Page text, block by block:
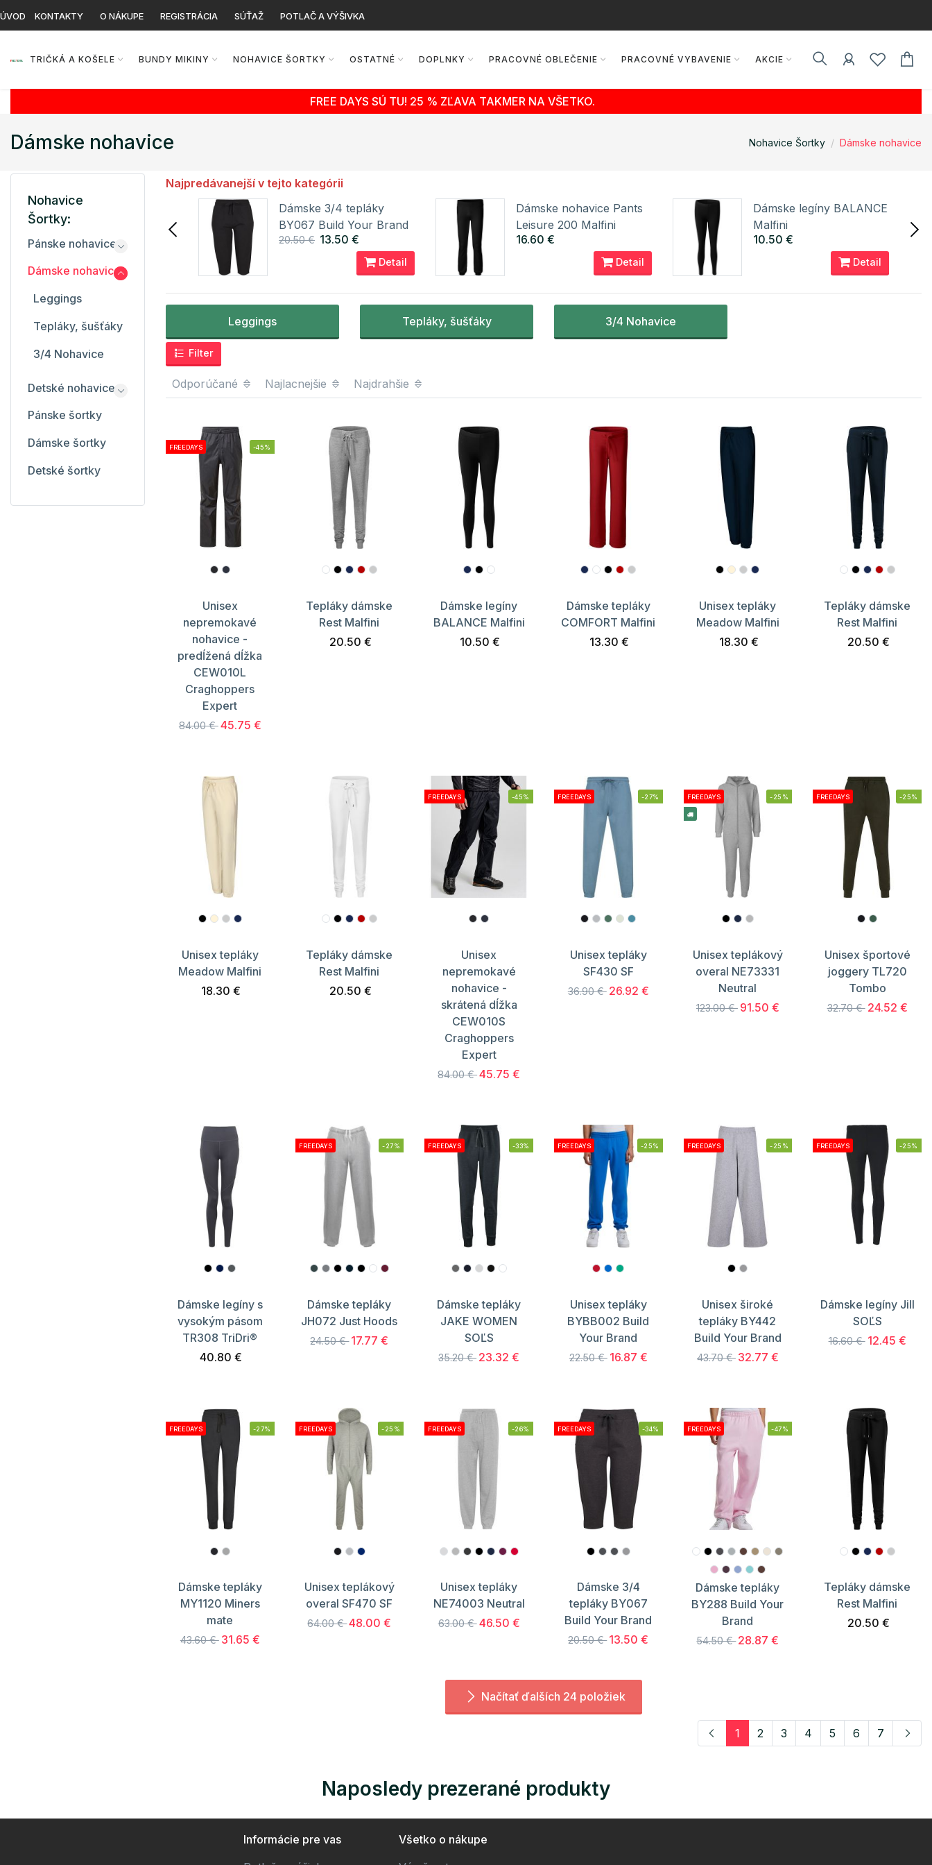
ÚVOD KONTAKTY O NÁKUPE REGISTRÁCIA SÚŤAŽ POTLAČ A VÝŠIVKA
TRIČKÁ A KOŠELE BUNDY MIKINY NOHAVICE ŠORTKY OSTATNÉ DOPLNKY PRACOVNÉ OBLEČENIE PRACOVNÉ VYBAVENIE AKCIE
FREE DAYS SÚ TU! 25 % ZĽAVA TAKMER NA VŠETKO.
Dámske nohavice Nohavice Šortky Dámske nohavice
Najpredávanejší v tejto kategórii
Unisex nepremokavé
nohavice - skrátená
dĺžka CEW010S
84.00 € 45.75 €
Dámske 3/4 tepláky
BY067 Build Your Brand
20.50 € 13.50 €
Detail
Dámske nohavice Pants
Leisure 200 Malfini
16.60 €
Detail
Dámske legíny BALANCE
Malfini
10.50 €
Detail
Leggings Tepláky, šušťáky 3/4 Nohavice
Filter
Odporúčané Najlacnejšie Najdrahšie
FREEDAYS -45%
Unisex
nepremokavé
nohavice -
predĺžená dĺžka
CEW010L
Craghoppers
Expert
84.00 €45.75 €
Tepláky dámske
Rest Malfini
20.50 €
Dámske legíny
BALANCE Malfini
10.50 €
Dámske tepláky
COMFORT Malfini
13.30 €
Unisex tepláky
Meadow Malfini
18.30 €
Tepláky dámske
Rest Malfini
20.50 €
Unisex tepláky
Meadow Malfini
18.30 €
Tepláky dámske
Rest Malfini
20.50 €
FREEDAYS -45%
Unisex
nepremokavé
nohavice -
skrátená dĺžka
CEW010S
Craghoppers
Expert
84.00 €45.75 €
FREEDAYS -27%
Unisex tepláky
SF430 SF
36.90 € 26.92 €
FREEDAYS -25%
Unisex teplákový
overal NE73331
Neutral
123.00 € 91.50 €
FREEDAYS -25%
Unisex športové
joggery TL720
Tombo
32.70 € 24.52 €
Dámske legíny s
vysokým pásom
TR308 TriDri®
40.80 €
FREEDAYS -27%
Dámske tepláky
JH072 Just Hoods
24.50 € 17.77 €
FREEDAYS -33%
Dámske tepláky
JAKE WOMEN
SOĽS
35.20 € 23.32 €
FREEDAYS -25%
Unisex tepláky
BYBB002 Build
Your Brand
22.50 € 16.87 €
FREEDAYS -25%
Unisex široké
tepláky BY442
Build Your Brand
43.70 € 32.77 €
FREEDAYS -25%
Dámske legíny Jill
SOĽS
16.60 € 12.45 €
FREEDAYS -27%
Dámske tepláky
MY1120 Miners
mate
43.60 € 31.65 €
FREEDAYS -25%
Unisex teplákový
overal SF470 SF
64.00 €48.00 €
FREEDAYS -26%
Unisex tepláky
NE74003 Neutral
63.00 €46.50 €
FREEDAYS -34%
Dámske 3/4
tepláky BY067
Build Your Brand
20.50 € 13.50 €
FREEDAYS -47%
Dámske tepláky
BY288 Build Your
Brand
54.50 € 28.87 €
Tepláky dámske
Rest Malfini
20.50 €
Načítať ďalších 24 položiek
1 2 3 4 5 6 7
Nohavice
Šortky:
Pánske nohavice
Dámske nohavice
Leggings
Tepláky, šušťáky
3/4 Nohavice
Detské nohavice
Pánske šortky
Dámske šortky
Detské šortky
Naposledy prezerané produkty
Informácie pre vas
Všetko o nákupe